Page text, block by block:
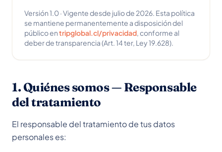
Versión 1.0 · Vigente desde julio de 2026. Esta política
se mantiene permanentemente a disposición del
público entripglobal.cl/privacidad, conforme al
deber de transparencia (Art. 14 ter, Ley 19.628).
1. Quiénes somos — Responsable
del tratamiento
El responsable del tratamiento de tus datos
personales es: